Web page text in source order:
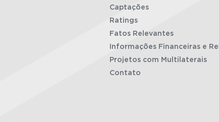
Captações
Ratings
Fatos Relevantes
Informações Financeiras e
Projetos com Multilaterais
Contato